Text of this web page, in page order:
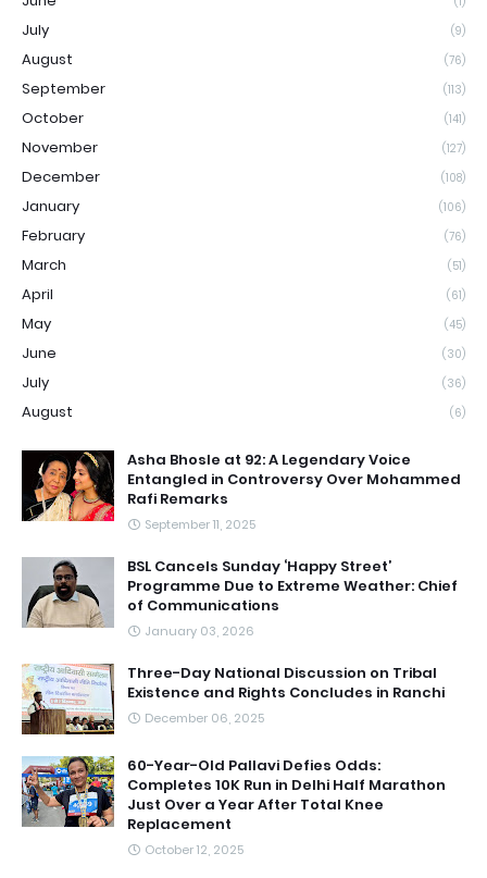
July (9)
August (76)
September (113)
October (141)
November (127)
December (108)
January (106)
February (76)
March (51)
April (61)
May (45)
June (30)
July (36)
August (6)
Asha Bhosle at 92: A Legendary Voice
Entangled in Controversy Over Mohammed
Rafi Remarks
September 11, 2025
BSL Cancels Sunday ‘Happy Street’
Programme Due to Extreme Weather: Chief
of Communications
January 03, 2026
Three-Day National Discussion on Tribal
Existence and Rights Concludes in Ranchi
December 06, 2025
60-Year-Old Pallavi Defies Odds:
Completes 10K Run in Delhi Half Marathon
Just Over a Year After Total Knee
Replacement
October 12, 2025